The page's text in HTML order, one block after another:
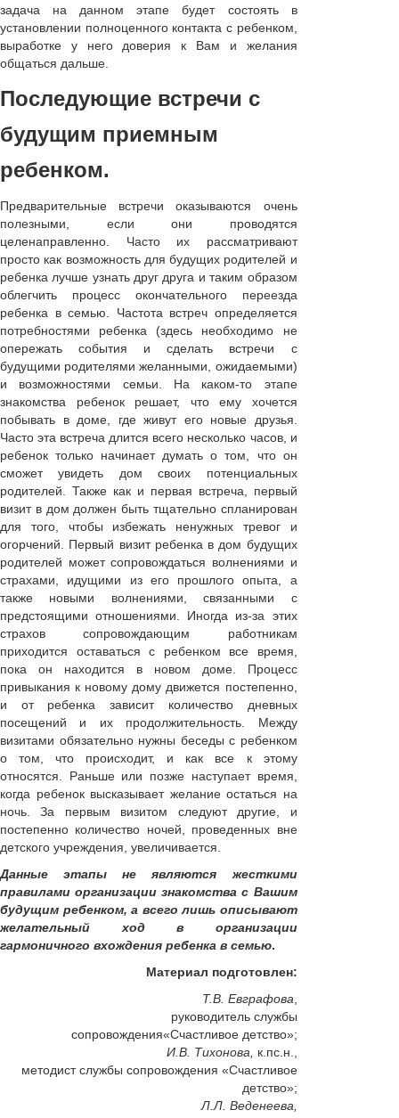
задача на данном этапе будет состоять в
установлении полноценного контакта с ребенком,
выработке у него доверия к Вам и желания
общаться дальше.
Последующие встречи с
будущим приемным
ребенком.
Предварительные встречи оказываются очень
полезными, если они проводятся
целенаправленно. Часто их рассматривают
просто как возможность для будущих родителей и
ребенка лучше узнать друг друга и таким образом
облегчить процесс окончательного переезда
ребенка в семью. Частота встреч определяется
потребностями ребенка (здесь необходимо не
опережать события и сделать встречи с
будущими родителями желанными, ожидаемыми)
и возможностями семьи. На каком-то этапе
знакомства ребенок решает, что ему хочется
побывать в доме, где живут его новые друзья.
Часто эта встреча длится всего несколько часов, и
ребенок только начинает думать о том, что он
сможет увидеть дом своих потенциальных
родителей. Также как и первая встреча, первый
визит в дом должен быть тщательно спланирован
для того, чтобы избежать ненужных тревог и
огорчений. Первый визит ребенка в дом будущих
родителей может сопровождаться волнениями и
страхами, идущими из его прошлого опыта, а
также новыми волнениями, связанными с
предстоящими отношениями. Иногда из-за этих
страхов сопровождающим работникам
приходится оставаться с ребенком все время,
пока он находится в новом доме. Процесс
привыкания к новому дому движется постепенно,
и от ребенка зависит количество дневных
посещений и их продолжительность. Между
визитами обязательно нужны беседы с ребенком
о том, что происходит, и как все к этому
относятся. Раньше или позже наступает время,
когда ребенок высказывает желание остаться на
ночь. За первым визитом следуют другие, и
постепенно количество ночей, проведенных вне
детского учреждения, увеличивается.
Данные этапы не являются жесткими
правилами организации знакомства с Вашим
будущим ребенком, а всего лишь описывают
желательный ход в организации
гармоничного вхождения ребенка в семью.
Материал подготовлен:
Т.В. Евграфова
руководитель службы
сопровождения«Счастливое детство»;
И.В. Тихонова, к.пс.н.,
методист службы сопровождения «Счастливое
детство»;
Л.Л. Веденеева,